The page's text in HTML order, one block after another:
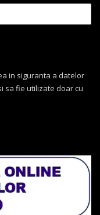
in siguranta a datelor
sa fie utilizate doar cu